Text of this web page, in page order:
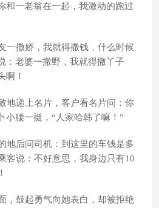
和一老翁在一起，我激动的跑过
一撒娇，我就得撒钱，什么时候
：老婆一撒野，我就得撒丫子
啊！
地递上名片，客户看名片问：你
小腰一挺，“人家哈韩了嘛！”
地后问司机：到这里的车钱是多
客说：不好意思，我身边只有10
，鼓起勇气向她表白，却被拒绝